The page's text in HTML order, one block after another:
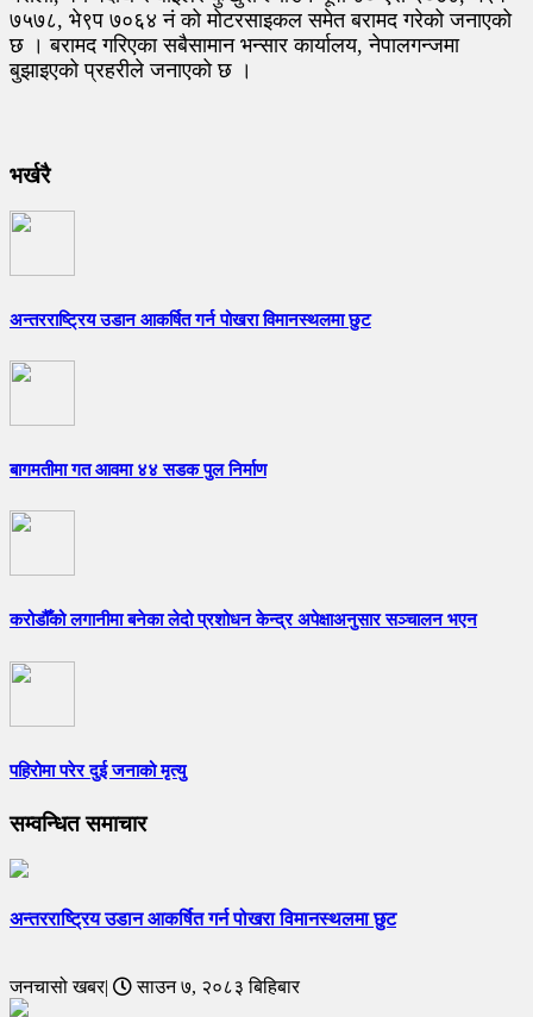
७५७८, भे९प ७०६४ नं को मोटरसाइकल समेत बरामद गरेको जनाएको
छ । बरामद गरिएका सबैसामान भन्सार कार्यालय, नेपालगन्जमा
बुझाइएको प्रहरीले जनाएको छ ।
भर्खरै
अन्तरराष्ट्रिय उडान आकर्षित गर्न पोखरा विमानस्थलमा छुट
बागमतीमा गत आवमा ४४ सडक पुल निर्माण
करोडौँको लगानीमा बनेका लेदो प्रशोधन केन्द्र अपेक्षाअनुसार सञ्चालन भएन
पहिरोमा परेर दुई जनाको मृत्यु
सम्वन्धित समाचार
अन्तरराष्ट्रिय उडान आकर्षित गर्न पोखरा विमानस्थलमा छुट
जनचासो खबर| साउन ७, २०८३ बिहिबार